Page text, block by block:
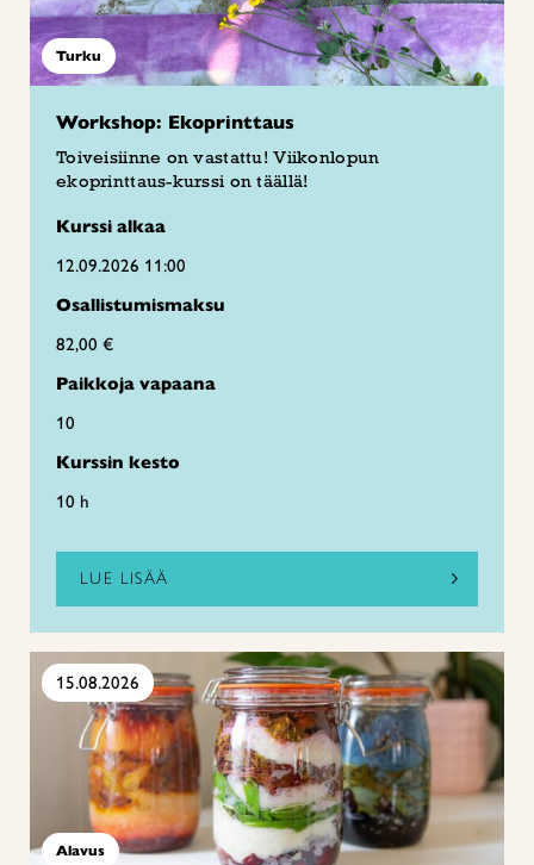
Turku
Workshop: Ekoprinttaus
Toiveisiinne on vastattu! Viikonlopun
ekoprinttaus-kurssi on täällä!
Kurssi alkaa
12.09.2026 11:00
Osallistumismaksu
82,00 €
Paikkoja vapaana
10
Kurssin kesto
10 h
LUE LISÄÄ
15.08.2026
Alavus